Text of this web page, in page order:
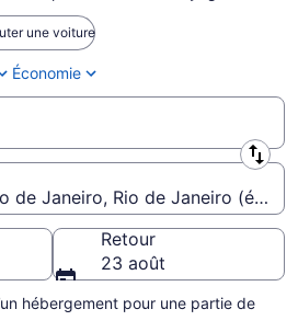
une voiture
Économie
de Janeiro, Rio de Janeiro (état),
Retour
23 août
hébergement pour une partie de